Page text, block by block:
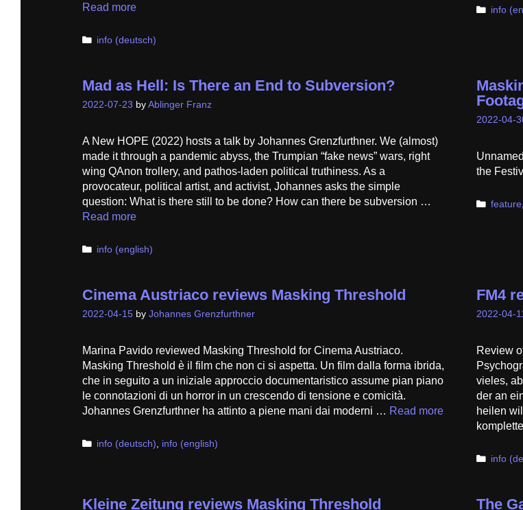
Read more
Categories
info (deutsch)
info
Mad as Hell: Is There an End to Subversion?
2022-07-23 by Ablinger Franz
A New HOPE (2022) hosts a talk by Johannes Grenzfurthner. We (almost)
made it through a pandemic abyss, the Trumpian “fake news” wars, right
wing QAnon trollery, and pathos-laden political truthiness. As a
provocateur, political artist, and activist, Johannes asks the simple
question: What is there still to be done? How can there be subversion …
Read more
Categories
info (english)
2022-04-
the
feature,
Cinema Austriaco reviews Masking Threshold
2022-04-15 by Johannes Grenzfurthner
Marina Pavido reviewed Masking Threshold for Cinema Austriaco.
Masking Threshold è il film che non ci si aspetta. Un film dalla forma ibrida,
che in seguito a un iniziale approccio documentaristico assume pian piano
le connotazioni di un horror in un crescendo di tensione e comicità.
Johannes Grenzfurthner ha attinto a piene mani dai moderni … Read more
Categories
info (deutsch) info (english)
FM4
2022-04-
Review
vieles,
der an
heilen
info
Kleine Zeitung reviews Masking Threshold The